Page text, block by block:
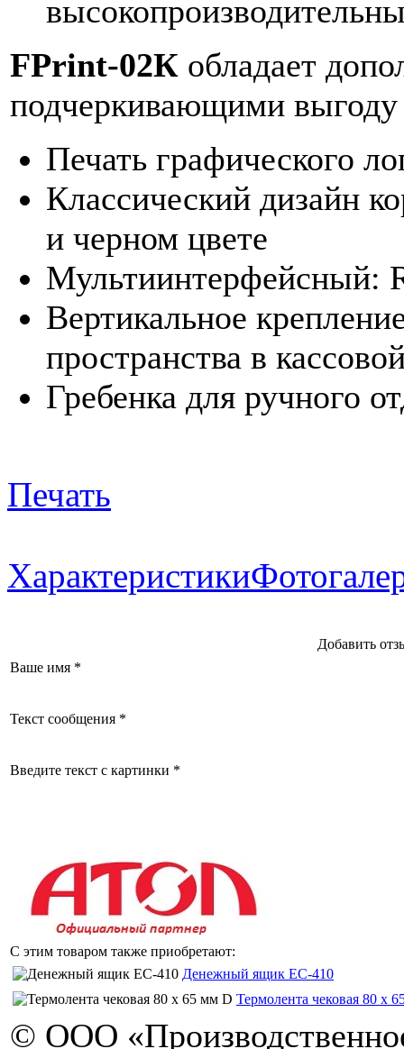
FPrint-02К обладает
подчеркивающими выгоду
Печать графического
Классический дизайн
и черном цвете
Мультиинтерфейсный:
Вертикальное
пространства в
Гребенка для ручного
Печать
Характеристики
Добавить
Ваше имя *
Текст сообщения *
Введите текст с картинки *
С этим товаром также приобретают:
Денежный ящик EC-410
Термолента чековая 80 х
© ООО